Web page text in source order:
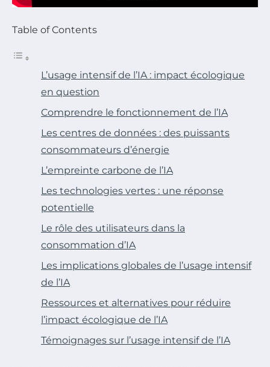
Table of Contents
L’usage intensif de l’IA : impact écologique
en question
Comprendre le fonctionnement de l’IA
Les centres de données : des puissants
consommateurs d’énergie
L’empreinte carbone de l’IA
Les technologies vertes : une réponse
potentielle
Le rôle des utilisateurs dans la
consommation d’IA
Les implications globales de l’usage intensif
de l’IA
Ressources et alternatives pour réduire
l’impact écologique de l’IA
Témoignages sur l’usage intensif de l’IA